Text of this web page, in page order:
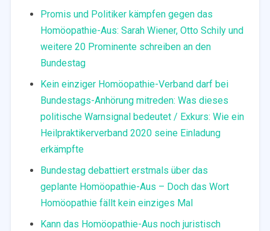
Promis und Politiker kämpfen gegen das
Homöopathie-Aus: Sarah Wiener, Otto Schily und
weitere 20 Prominente schreiben an den
Bundestag
Kein einziger Homöopathie-Verband darf bei
Bundestags-Anhörung mitreden: Was dieses
politische Warnsignal bedeutet / Exkurs: Wie ein
Heilpraktikerverband 2020 seine Einladung
erkämpfte
Bundestag debattiert erstmals über das
geplante Homöopathie-Aus – Doch das Wort
Homöopathie fällt kein einziges Mal
Kann das Homöopathie-Aus noch juristisch